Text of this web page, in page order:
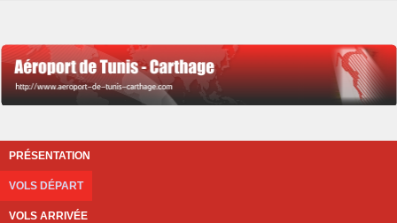
PRÉSENTATION
VOLS DÉPART
VOLS ARRIVÉE